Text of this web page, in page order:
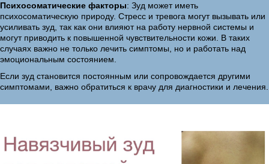
Психосоматические факторы: Зуд может иметь
психосоматическую природу. Стресс и тревога могут вызывать или
усиливать зуд, так как они влияют на работу нервной системы и
могут приводить к повышенной чувствительности кожи. В таких
случаях важно не только лечить симптомы, но и работать над
эмоциональным состоянием.
Если зуд становится постоянным или сопровождается другими
симптомами, важно обратиться к врачу для диагностики и лечения.